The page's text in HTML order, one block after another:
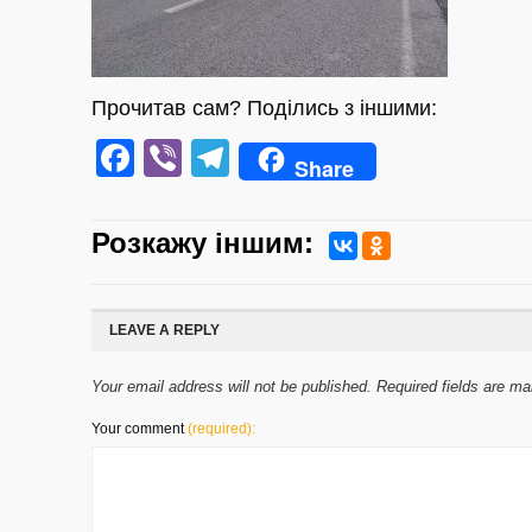
Прочитав сам? Поділись з іншими:
Facebook
ViberTelegram
Share
Розкажу iншим:
LEAVE A REPLY
Your email address will not be published. Required fields are
Your comment(required):